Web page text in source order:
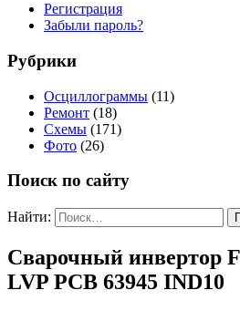
Регистрация
Забыли пароль?
Рубрики
Осциллограммы (11)
Ремонт (18)
Схемы (171)
Фото (26)
Поиск по сайту
Найти:
Сварочный инвертор
LVP PCB 63945 IND10